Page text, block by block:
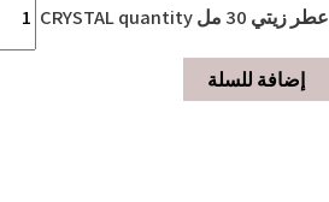
عطر زيتي 30 مل CRYSTAL quantity
إضافة للسلة